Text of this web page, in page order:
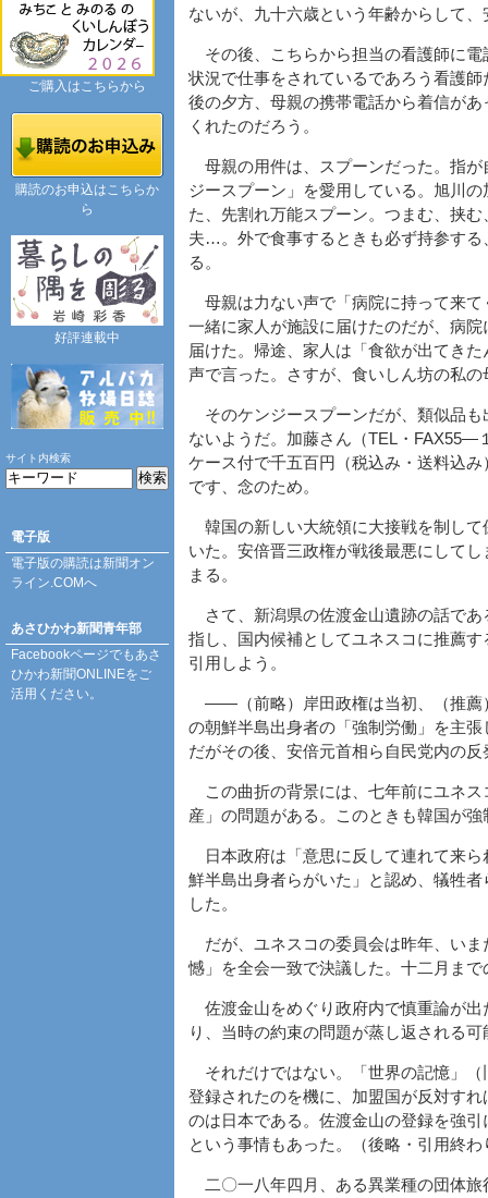
ないが、九十六歳という年齢からして
その後、こちらから担当の看護師に電
状況で仕事をされているであろう看護
後の夕方、母親の携帯電話から着信が
くれたのだろう。
母親の用件は、スプーンだった。指が
ジースプーン」を愛用している。旭川
た、先割れ万能スプーン。つまむ、挟
夫…。外で食事するときも必ず持参する
る。
母親は力ない声で「病院に持って来て
一緒に家人が施設に届けたのだが、病
届けた。帰途、家人は「食欲が出てき
声で言った。さすが、食いしん坊の私の
そのケンジースプーンだが、類似品も
ないようだ。加藤さん（TEL・FAX55―
ケース付で千五百円（税込み・送料込
です、念のため。
韓国の新しい大統領に大接戦を制して
いた。安倍晋三政権が戦後最悪にして
まる。
さて、新潟県の佐渡金山遺跡の話であ
指し、国内候補としてユネスコに推薦
引用しよう。
――（前略）岸田政権は当初、（推薦
の朝鮮半島出身者の「強制労働」を主
だがその後、安倍元首相ら自民党内の
この曲折の背景には、七年前にユネ
産」の問題がある。このときも韓国が
日本政府は「意思に反して連れて来ら
鮮半島出身者らがいた」と認め、犠牲
した。
だが、ユネスコの委員会は昨年、い
憾」を全会一致で決議した。十二月ま
佐渡金山をめぐり政府内で慎重論が出
り、当時の約束の問題が蒸し返される
それだけではない。「世界の記憶」（
登録されたのを機に、加盟国が反対す
のは日本である。佐渡金山の登録を強
という事情もあった。（後略・引用終わ
二〇一八年四月、ある異業種の団体旅
ご購入はこちらから
購読のお申込はこちらか
ら
好評連載中
サイト内検索
電子版
電子版の購読は新聞オン
ライン.COMへ
あさひかわ新聞青年部
Facebookページでもあさ
ひかわ新聞ONLINEをご
活用ください。